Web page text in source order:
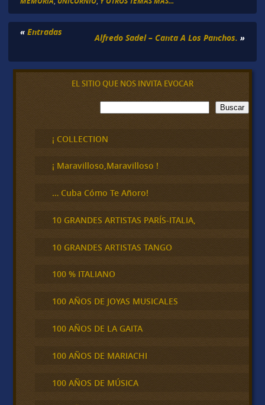
« Entradas
Alfredo Sadel – Canta A Los Panchos. »
EL SITIO QUE NOS INVITA EVOCAR
B
u
c
a
Buscar
¡ COLLECTION
¡ Maravilloso,Maravilloso !
… Cuba Cómo Te Añoro!
10 GRANDES ARTISTAS PARÍS-ITALIA,
10 GRANDES ARTISTAS TANGO
100 % ITALIANO
100 AÑOS DE JOYAS MUSICALES
100 AÑOS DE LA GAITA
100 AÑOS DE MARIACHI
100 AÑOS DE MÚSICA